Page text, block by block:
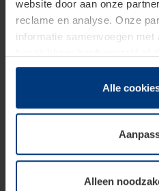
website door aan onze
reclame en analyse. Onze
informatie samenvoegen met
hun diensten hebben
Juridisch hebben wij het
van deze pagina's absoluut
soorten cookies is uw
toestemming kunt u op elk
wijzigen of herroepen.
Alle
Alleen